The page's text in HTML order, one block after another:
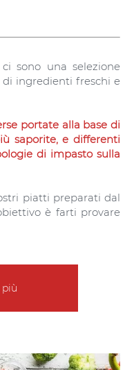
sono una selezione
ingredienti freschi e
portate alla base di
saporite, e differenti
di impasto sulla
piatti preparati dal
è farti provare
più